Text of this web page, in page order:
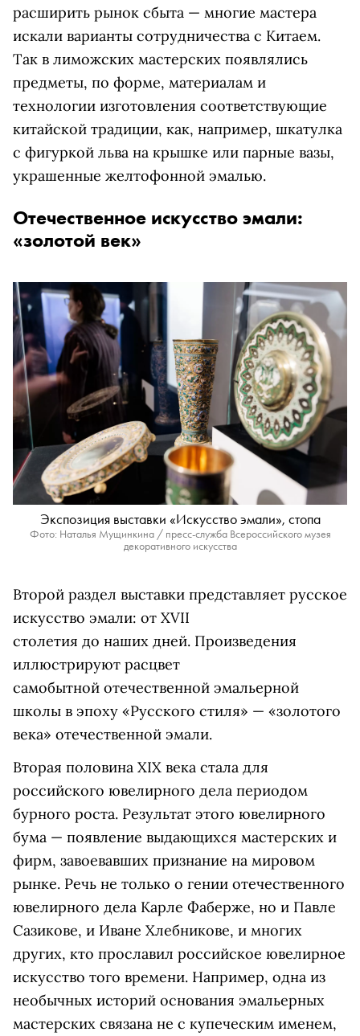
расширить рынок сбыта — многие мастера
искали варианты сотрудничества с Китаем.
Так в лиможских мастерских появлялись
предметы, по форме, материалам и
технологии изготовления соответствующие
китайской традиции, как, например, шкатулка
с фигуркой льва на крышке или парные вазы,
украшенные желтофонной эмалью.
Отечественное искусство эмали:
«золотой век»
Экспозиция выставки «Искусство эмали», стопа
Фото: Наталья Мущинкина / пресс-служба Всероссийского музея
декоративного искусства
Второй раздел выставки представляет русское
искусство эмали: от XVII
столетия до наших дней. Произведения
иллюстрируют расцвет
самобытной отечественной эмальерной
школы в эпоху «Русского стиля» — «золотого
века» отечественной эмали.
Вторая половина XIX века стала для
российского ювелирного дела периодом
бурного роста. Результат этого ювелирного
бума — появление выдающихся мастерских и
фирм, завоевавших признание на мировом
рынке. Речь не только о гении отечественного
ювелирного дела Карле Фаберже, но и Павле
Сазикове, и Иване Хлебникове, и многих
других, кто прославил российское ювелирное
искусство того времени. Например, одна из
необычных историй основания эмальерных
мастерских связана не с купеческим именем,